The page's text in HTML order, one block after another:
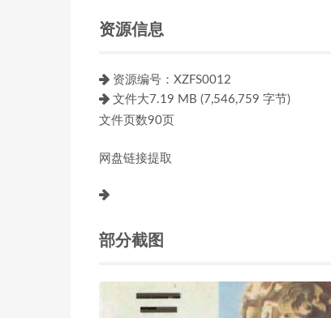
资源信息
资源编号：XZFS0012
文件大7.19 MB (7,546,759 字节)
文件页数90页
网盘链接提取
部分截图